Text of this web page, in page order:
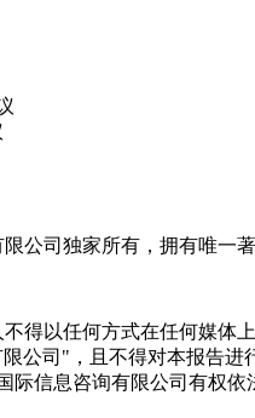
公司独家所有，拥有唯一
得以任何方式在任何媒
公司"，且不得对本报告
信息咨询有限公司有权依